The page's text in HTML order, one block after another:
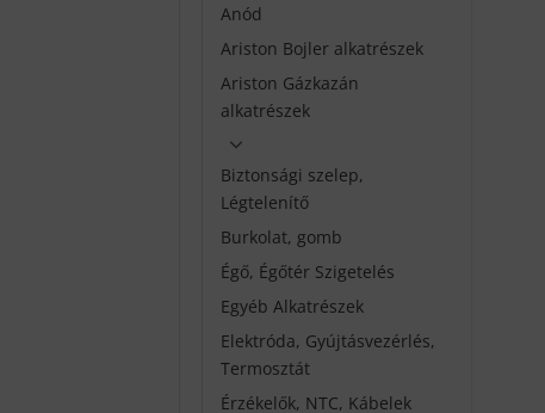
Anód
Ariston Bojler alkatrészek
Ariston Gázkazán
alkatrészek
Biztonsági szelep,
Légtelenítő
Burkolat, gomb
Égő, Égőtér Szigetelés
Egyéb Alkatrészek
Elektróda, Gyújtásvezérlés,
Termosztát
Érzékelők, NTC, Kábelek